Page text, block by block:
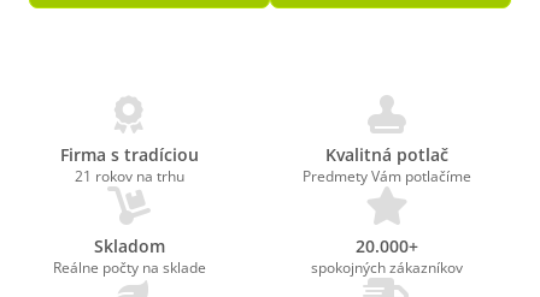
Firma s tradíciou
21 rokov na trhu
Kvalitná potlač
Predmety Vám potlačíme
Skladom
Reálne počty na sklade
20.000+
spokojných zákazníkov